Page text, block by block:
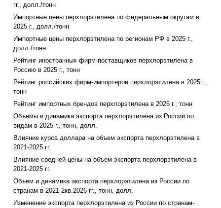
гг., долл./тонн
Импортные цены перхлорэтилена по федеральным округам в
2025 г., долл./тонн
Импортные цены перхлорэтилена по регионам РФ в 2025 г.,
долл./тонн
Рейтинг иностранных фирм-поставщиков перхлорэтилена в
Россию в 2025 г., тонн
Рейтинг российских фирм-импортеров перхлорэтилена в 2025 г.,
тонн
Рейтинг импортных брендов перхлорэтилена в 2025 г., тонн
Объемы и динамика экспорта перхлорэтилена из России по
видам в 2025 г., тонн, долл.
Влияние курса доллара на объем экспорта перхлорэтилена в
2021-2025 гг.
Влияние средней цены на объем экспорта перхлорэтилена в
2021-2025 гг.
Объем и динамика экспорта перхлорэтилена из России по
странам в 2021-2кв.2026 гг., тонн, долл.
Изменение экспорта перхлорэтилена из России по странам-